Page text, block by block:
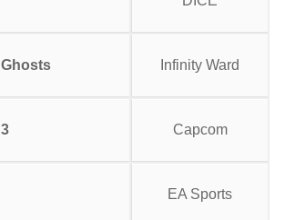
Ghosts Infinity Ward
3 Capcom
EA Sports